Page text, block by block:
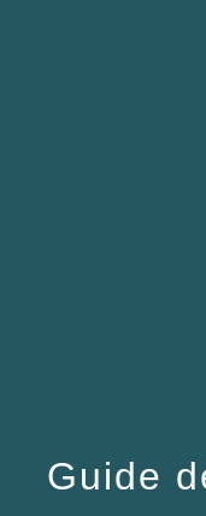
Guide